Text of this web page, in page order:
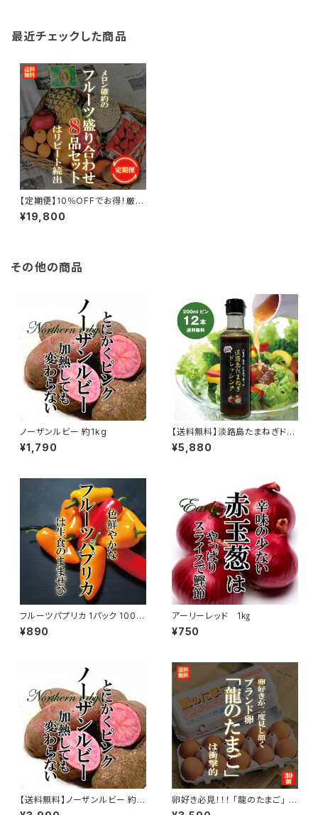
最近チェックした商品
【定期便】10％OFFでお得！厳選
フルーツ盛り合わせ 8品 ご自
宅用【メロン 確約】 4回分
¥19,800
その他の商品
ノーザンルビー 約1kg
¥1,790
【送料無料】淡路島たまねぎドレ
ッシング 200ml 12本
¥5,880
フルーツパプリカ 1パック 100g
前後
¥890
アーリーレッド 1㎏
¥750
【送料無料】ノーザンルビー 約2
kg
卵好き必見！！！ 「龍のたまご」 国
産ブランド鶏卵（10個入り×3パ